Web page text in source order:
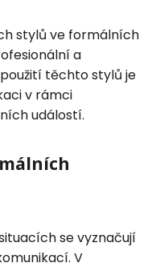
stylů ve formálních
a
těchto stylů je
v rámci
událostí.
se vyznačují
V